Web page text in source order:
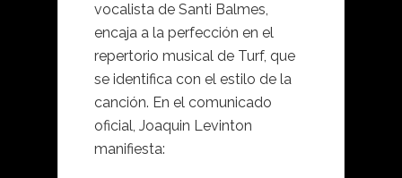
vocalista de Santi Balmes,
encaja a la perfección en el
repertorio musical de Turf, que
se identifica con el estilo de la
canción. En el comunicado
oficial, Joaquin Levinton
manifiesta: